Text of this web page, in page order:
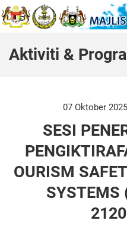
Aktiviti &
07 Oktober 2025
SESI
OURISM
SYSTEMS